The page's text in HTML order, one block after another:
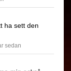
ha sett den
sedan